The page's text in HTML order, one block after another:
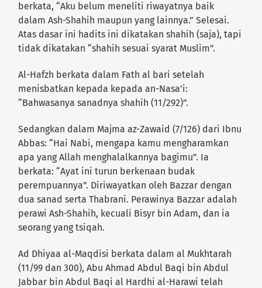
berkata, “Aku belum meneliti riwayatnya baik
dalam Ash-Shahih maupun yang lainnya.” Selesai.
Atas dasar ini hadits ini dikatakan shahih (saja), tapi
tidak dikatakan “shahih sesuai syarat Muslim”.
Al-Hafzh berkata dalam Fath al bari setelah
menisbatkan kepada kepada an-Nasa’i:
“Bahwasanya sanadnya shahih (11/292)”.
Sedangkan dalam Majma az-Zawaid (7/126) dari Ibnu
Abbas: “Hai Nabi, mengapa kamu mengharamkan
apa yang Allah menghalalkannya bagimu”. Ia
berkata: “Ayat ini turun berkenaan budak
perempuannya”. Diriwayatkan oleh Bazzar dengan
dua sanad serta Thabrani. Perawinya Bazzar adalah
perawi Ash-Shahih, kecuali Bisyr bin Adam, dan ia
seorang yang tsiqah.
Ad Dhiyaa al-Maqdisi berkata dalam al Mukhtarah
(11/99 dan 300), Abu Ahmad Abdul Baqi bin Abdul
Jabbar bin Abdul Baqi al Hardhi al-Harawi telah